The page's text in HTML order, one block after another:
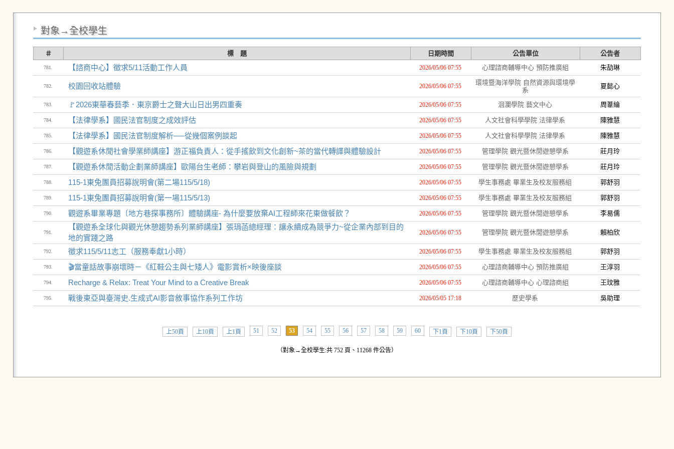
對象→全校學生
＃ 標 題 日期時間 公告單位 公告者
781. 【諮商中心】徵求5/11活動工作人員 2026/05/06 07:55 心理諮商輔導中心 預防推廣組 朱劼琳
782. 校園回收站體驗 2026/05/06 07:55
環境暨海洋學院 自然資源與環境學
系
夏懿心
783. 🚩2026東華春藝季．東京爵士之聲大山日出男四重奏 2026/05/06 07:55 洄瀾學院 藝文中心 周葦綸
784. 【法律學系】國民法官制度之成效評估 2026/05/06 07:55 人文社會科學學院 法律學系 陳雅慧
785. 【法律學系】國民法官制度解析──從幾個案例談起 2026/05/06 07:55 人文社會科學學院 法律學系 陳雅慧
786. 【觀遊系休閒社會學業師講座】游正福負責人：從手搖飲到文化創新~茶的當代轉譯與體驗設計 2026/05/06 07:55 管理學院 觀光暨休閒遊憩學系 莊月玲
787. 【觀遊系休閒活動企劃業師講座】歐陽台生老師：攀岩與登山的風險與規劃 2026/05/06 07:55 管理學院 觀光暨休閒遊憩學系 莊月玲
788. 115-1東兔團員招募說明會(第二場115/5/18) 2026/05/06 07:55 學生事務處 畢業生及校友服務組 郭舒羽
789. 115-1東兔團員招募說明會(第一場115/5/13) 2026/05/06 07:55 學生事務處 畢業生及校友服務組 郭舒羽
790. 觀遊系畢業專題〔地方巷探事務所〕體驗講座- 為什麼要放棄AI工程師來花東做餐飲？ 2026/05/06 07:55 管理學院 觀光暨休閒遊憩學系 李易儒
791.
【觀遊系全球化與觀光休憩趨勢系列業師講座】張琄菡總經理：讓永續成為競爭力~從企業內部到目的
地的實踐之路
2026/05/06 07:55 管理學院 觀光暨休閒遊憩學系 賴柏欣
792. 徵求115/5/11志工（服務奉獻1小時） 2026/05/06 07:55 學生事務處 畢業生及校友服務組 郭舒羽
793. 🎬當童話故事崩壞時－《紅鞋公主與七矮人》電影賞析×映後座談 2026/05/06 07:55 心理諮商輔導中心 預防推廣組 王淳羽
794. Recharge & Relax: Treat Your Mind to a Creative Break 2026/05/06 07:55 心理諮商輔導中心 心理諮商組 王玟雅
795. 戰後東亞與臺灣史.生成式AI影音敘事協作系列工作坊 2026/05/05 17:18 歷史學系 吳助理
上50頁 上10頁 上1頁 51 52 53 54 55 56 57 58 59 60 下1頁 下10頁 下50頁
（對象→全校學生:共 752 頁、11268 件公告）